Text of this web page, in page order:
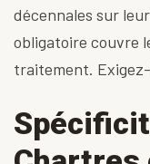
décennales sur
obligatoire couvre
traitement.